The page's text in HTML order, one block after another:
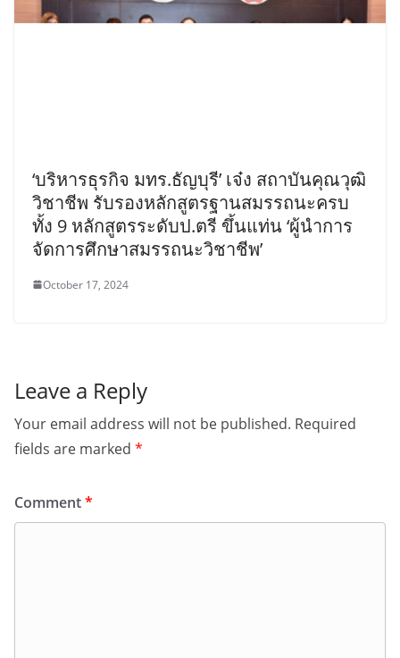
‘บริหารธุรกิจ มทร.ธัญบุรี’ เจ๋ง สถาบันคุณวุฒิ
วิชาชีพ รับรองหลักสูตรฐานสมรรถนะครบ
ทั้ง 9 หลักสูตรระดับป.ตรี ขึ้นแท่น ‘ผู้นำการ
จัดการศึกษาสมรรถนะวิชาชีพ’
October 17, 2024
Leave a Reply
Your email address will not be published. Required
fields are marked *
Comment*